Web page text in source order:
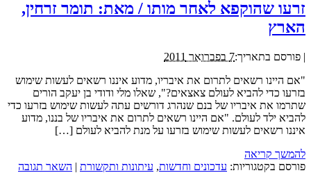
זרעו שהוקפא לאחר מותו / מאת: תומר זרחין,
הארץ
| פורסם בתאריך:7 בפברואר 2011
"אם היינו רשאים לתרום את איבריו, מדוע איננו רשאים לעשות שימוש
בזרעו כדי להביא לעולם צאצאים?", שאלו מלי ודודי בן יעקב הורים
שתרמו את איבריו של בנם שנהרג דורשים עתה לעשות שימוש בזרעו כדי
להביא ילד לעולם. "אם היינו רשאים לתרום את איבריו של בננו, מדוע
איננו רשאים לעשות שימוש בזרעו על מנת להביא לעולם […]
להמשך קריאה
פורסם בקטגוריות: עדכונים וחדשות, עיתונות ותקשורת | השאר תגובה